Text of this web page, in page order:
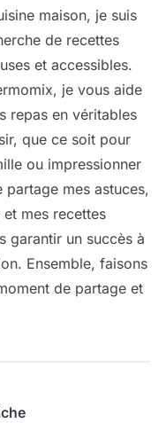
maison, je suis
de recettes
et accessibles.
je vous aide
repas en véritables
que ce soit pour
ou impressionner
mes astuces,
mes recettes
garantir un succès à
Ensemble, faisons
de partage et